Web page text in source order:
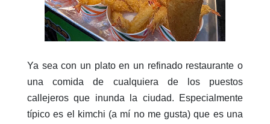
Ya sea con un plato en un refinado restaurante o
una comida de cualquiera de los puestos
callejeros que inunda la ciudad. Especialmente
típico es el kimchi (a mí no me gusta) que es una